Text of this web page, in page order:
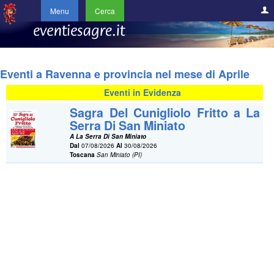
Menu Cerca
Eventi a Ravenna e provincia nel mese di Aprile
Eventi in Evidenza
Sagra Del Cunigliolo Fritto a La
Serra Di San Miniato
A La Serra Di San Miniato
Dal 07/08/2026Al 30/08/2026
Toscana San Miniato (PI)